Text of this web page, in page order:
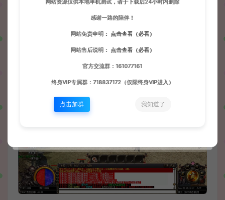
网站资源仅供本地单机测试，请于下载后24小时内删除
感谢一路的陪伴！
网站免责申明： 点击查看（必看）
网站售后说明： 点击查看（必看）
官方交流群：161077161
终身VIP专属群：718837172（仅限终身VIP进入）
点击加群 我知道了